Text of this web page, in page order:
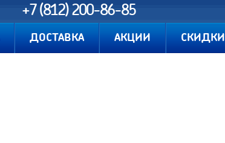
+7 (812) 200-86-85
ДОСТАВКА АКЦИИ СКИДКИ